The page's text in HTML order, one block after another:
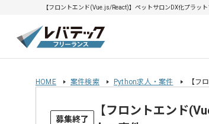
【フロントエンド(Vue.js/React)】ペットサロンDX化プラ
HOME 案件検索 Python求人・案件 【フ
募集終了
【フロントエンド